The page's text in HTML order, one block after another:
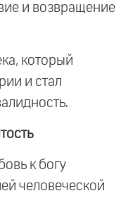
и возвращение
который
и стал
к богу
человеческой